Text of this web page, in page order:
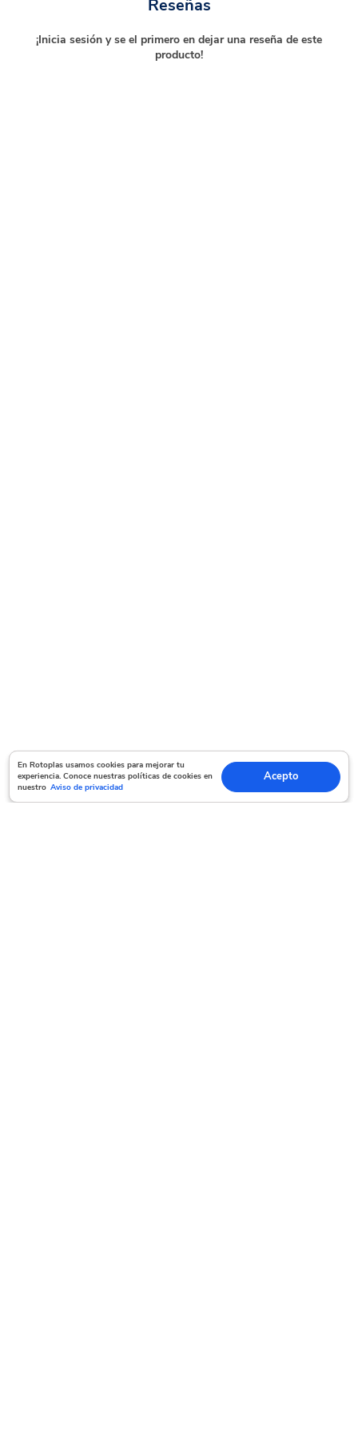
En Rotoplas usamos cookies para mejorar tu experiencia. Conoce nuestras políticas
de cookies en nuestro Aviso de privacidad Acepto
En Rotoplas usamos cookies para mejorar tu
experiencia. Conoce nuestras políticas de cookies en
nuestro Aviso de privacidad
Acepto
Reseñas
¡Inicia sesión y se el primero en dejar una reseña de este
producto!